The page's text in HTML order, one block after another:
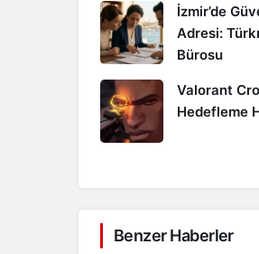
İzmir’de
Adresi:
Bürosu
Valorant
Hedefleme
Benzer Haberler